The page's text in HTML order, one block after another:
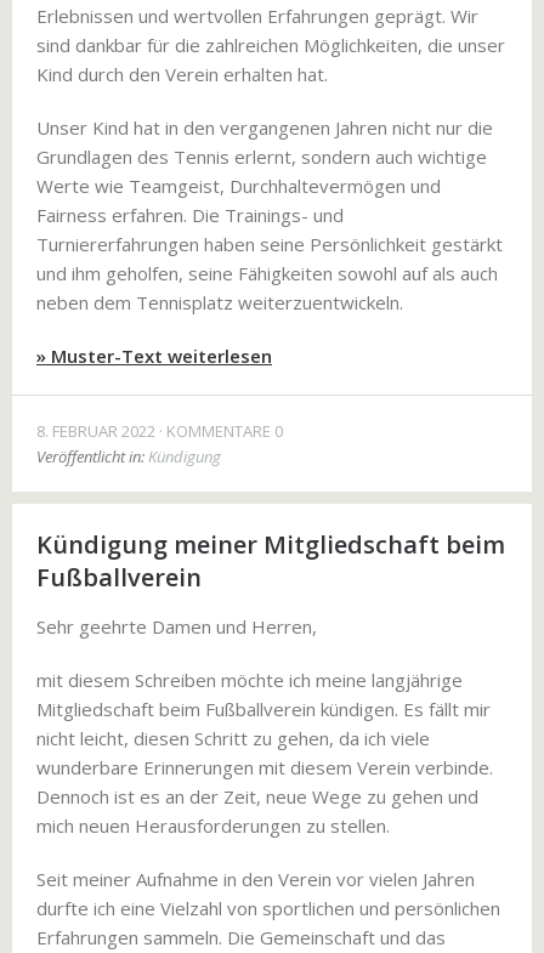
Erlebnissen und wertvollen Erfahrungen geprägt. Wir
sind dankbar für die zahlreichen Möglichkeiten, die unser
Kind durch den Verein erhalten hat.
Unser Kind hat in den vergangenen Jahren nicht nur die
Grundlagen des Tennis erlernt, sondern auch wichtige
Werte wie Teamgeist, Durchhaltevermögen und
Fairness erfahren. Die Trainings- und
Turniererfahrungen haben seine Persönlichkeit gestärkt
und ihm geholfen, seine Fähigkeiten sowohl auf als auch
neben dem Tennisplatz weiterzuentwickeln.
» Muster-Text weiterlesen
8. FEBRUAR 2022 KOMMENTARE 0
Veröffentlicht in:Kündigung
Kündigung meiner Mitgliedschaft beim
Fußballverein
Sehr geehrte Damen und Herren,
mit diesem Schreiben möchte ich meine langjährige
Mitgliedschaft beim Fußballverein kündigen. Es fällt mir
nicht leicht, diesen Schritt zu gehen, da ich viele
wunderbare Erinnerungen mit diesem Verein verbinde.
Dennoch ist es an der Zeit, neue Wege zu gehen und
mich neuen Herausforderungen zu stellen.
Seit meiner Aufnahme in den Verein vor vielen Jahren
durfte ich eine Vielzahl von sportlichen und persönlichen
Erfahrungen sammeln. Die Gemeinschaft und das